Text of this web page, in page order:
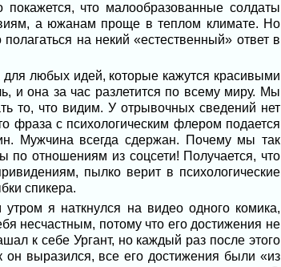
что малообразованные солдаты
а южанам проще в теплом климате. Но
на некий «естественный» ответ в
для любых идей, которые кажутся красивыми
и она за час разлетится по всему миру. Мы
то, что видим. У отрывочных сведений нет
фраза с психологическим флером подается
Мужчина всегда сдержан. Почему мы так
по отношениям из соцсети! Получается, что
пылко верит в психологические
спикера.
я наткнулся на видео одного комика,
несчастным, потому что его достижения не
к себе Ургант, но каждый раз после этого
выразился, все его достижения были «из